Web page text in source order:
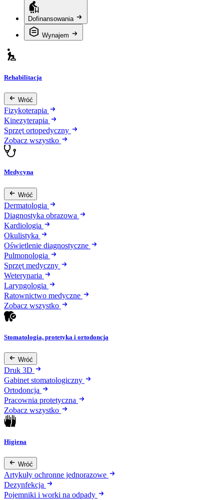
Dofinansowania
Wynajem
Rehabilitacja
Wróć
Fizykoterapia
Kinezyterapia
Sprzęt ortopedyczny
Zobacz wszystko
Medycyna
Wróć
Dermatologia
Diagnostyka obrazowa
Kardiologia
Okulistyka
Oświetlenie diagnostyczne
Pulmonologia
Sprzęt medyczny
Weterynaria
Laryngologia
Ratownictwo medyczne
Zobacz wszystko
Stomatologia, protetyka i ortodoncja
Wróć
Druk 3D
Gabinet stomatologiczny
Ortodoncja
Pracownia protetyczna
Zobacz wszystko
Higiena
Wróć
Artykuły ochronne jednorazowe
Dezynfekcja
Pojemniki i worki na odpady